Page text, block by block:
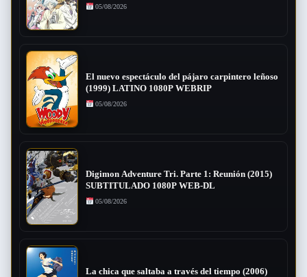
05/08/2026
El nuevo espectáculo del pájaro carpintero leñoso
(1999) LATINO 1080P WEBRIP
05/08/2026
Digimon Adventure Tri. Parte 1: Reunión (2015)
SUBTITULADO 1080P WEB-DL
05/08/2026
La chica que saltaba a través del tiempo (2006)